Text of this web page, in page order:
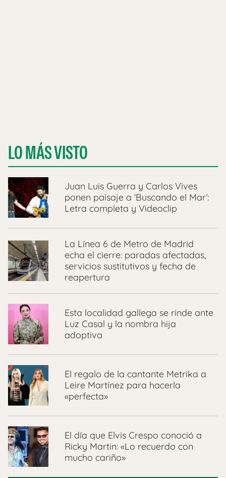
LO MÁS VISTO
Juan Luis Guerra y Carlos Vives
ponen paisaje a ‘Buscando el Mar’:
Letra completa y Videoclip
La Línea 6 de Metro de Madrid
echa el cierre: paradas afectadas,
servicios sustitutivos y fecha de
reapertura
Esta localidad gallega se rinde ante
Luz Casal y la nombra hija
adoptiva
El regalo de la cantante Metrika a
Leire Martínez para hacerla
«perfecta»
El día que Elvis Crespo conoció a
Ricky Martin: «Lo recuerdo con
mucho cariño»